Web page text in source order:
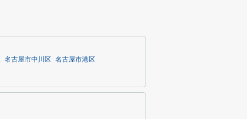
名古屋市中川区
名古屋市港区